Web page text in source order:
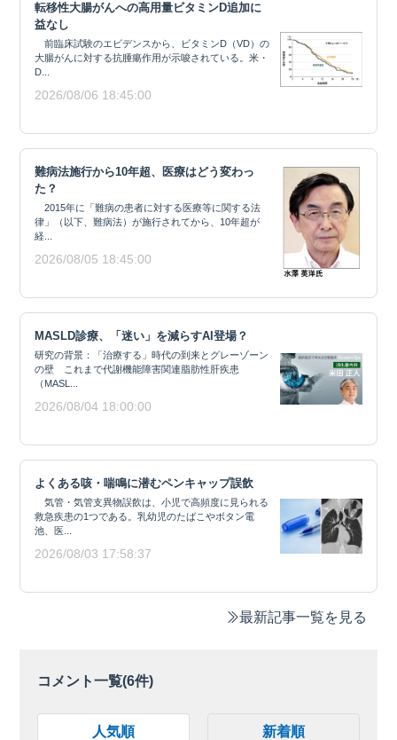
転移性大腸がんへの高用量ビタミンD追加に
益なし
前臨床試験のエビデンスから、ビタミンD（VD）の
大腸がんに対する抗腫瘍作用が示唆されている。米・
D...
2026/08/06 18:45:00
難病法施行から10年超、医療はどう変わっ
た？
2015年に「難病の患者に対する医療等に関する法
律」（以下、難病法）が施行されてから、10年超が
経...
2026/08/05 18:45:00
MASLD診療、「迷い」を減らすAI登場？
研究の背景：「治療する」時代の到来とグレーゾーン
の壁 これまで代謝機能障害関連脂肪性肝疾患
（MASL...
2026/08/04 18:00:00
よくある咳・喘鳴に潜むペンキャップ誤飲
気管・気管支異物誤飲は、小児で高頻度に見られる
救急疾患の1つである。乳幼児のたばこやボタン電
池、医...
2026/08/03 17:58:37
最新記事一覧を見る
コメント一覧(6件)
人気順 新着順